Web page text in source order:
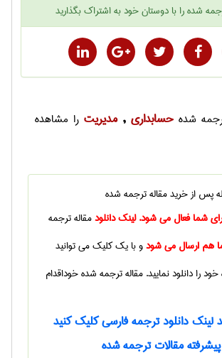
شدهرا با دوستان خود به اشتراک بگذارید
شده حسابداری ,مديريت را مشاهده
پس از خریدمقاله ترجمه شده
شما فعال می شود. لینک دانلودمقاله ترجمه
هم ارسال می شودو با یک کلیک می توانید
خود را دانلود نمایید.مقاله ترجمه شدهخوداقدام
دانلود ترجمه فارسی کلیک کنید
مقالات ترجمه شده